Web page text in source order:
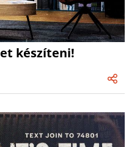
készíteni!